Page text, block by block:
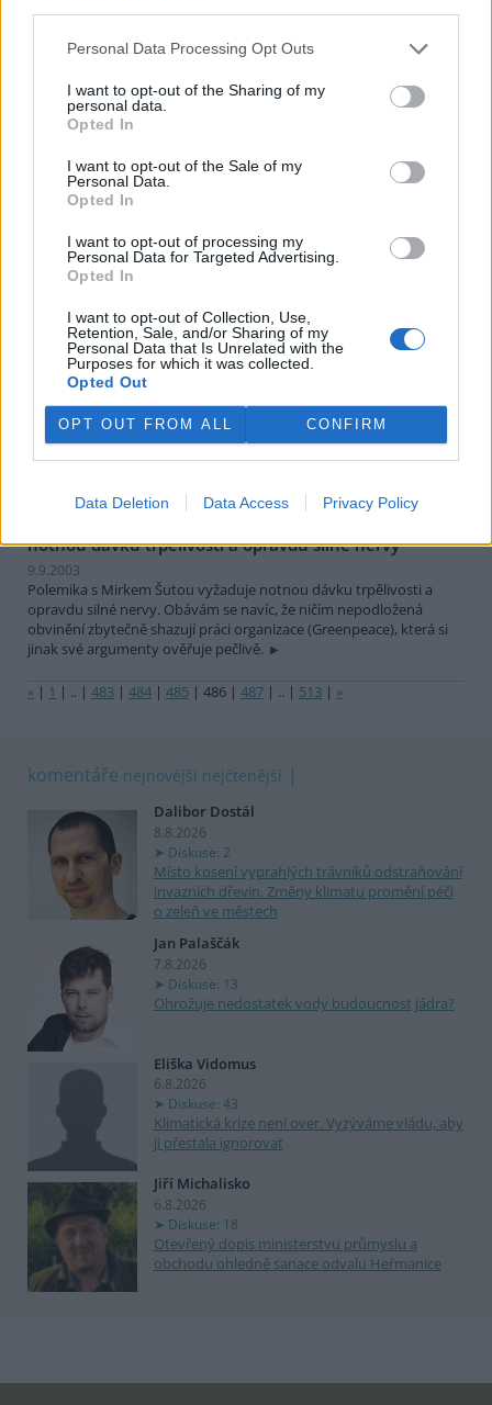
Personal Data Processing Opt Outs
I want to opt-out of the Sharing of my
personal data.
Opted In
I want to opt-out of the Sale of my
Personal Data.
Opted In
I want to opt-out of processing my
Personal Data for Targeted Advertising.
Opted In
I want to opt-out of Collection, Use,
Retention, Sale, and/or Sharing of my
Personal Data that Is Unrelated with the
Purposes for which it was collected.
Opted Out
OPT OUT FROM ALL CONFIRM
Data Deletion Data Access Privacy Policy
zdrojů biomasy
15.9.2003
Podle dostupných informací je křídlatka jedním z potenciálních
zdrojů biomasy, kromě například šťovíku a dalších rychle
rostoucích rostlin pro výrobu peletek.
Ing. Jiří Tyc: Ještě několik slov k diskusi ohledně
srovnávání jaderných a větrných elektráren
10.9.2003
se Vás nějak dotkl. To bych skutečně nerad.
A teď k té ekonomické stránce. Píšete, že je veřejným tajemstvím,
že náklady na Temelín "významně přesáhly" 100 miliard korun.
Omlouvám se, ale toto veřejné tajemství neznám. Znám oficiální
rozpočet 98,6 miliardy korun, který jsem zaokrouhlil na "stovku".
Jestli znáte pravdivou hodnotu, uveďte ji prosím. Ať máme Vámi
požadovaná "přesná data". Ovšem i kdyby to bylo 110 nebo 120
miliard, příliš to na ekonomickém srovnání JE a VE nemění.
notnou dávku trpělivosti a opravdu silné nervy
9.9.2003
Polemika s Mirkem Šutou vyžaduje notnou dávku trpělivosti a
opravdu silné nervy. Obávám se navíc, že ničím nepodložená
obvinění zbytečně shazují práci organizace (Greenpeace), která si
jinak své argumenty ověřuje pečlivě.
« | 1 | .. | 483 | 484 | 485 | 486 | 487 | .. | 513 | »
komentáře nejnovější nejčtenější
Dalibor Dostál
8.8.2026
Diskuse: 2
Místo kosení vyprahlých trávníků odstraňování
invazních dřevin. Změny klimatu promění péči
o zeleň ve městech
Jan Palaščák
7.8.2026
Diskuse: 13
Ohrožuje nedostatek vody budoucnost jádra?
Eliška Vidomus
6.8.2026
Diskuse: 43
Klimatická krize není over. Vyzýváme vládu, aby
ji přestala ignorovat
Jiří Michalisko
6.8.2026
Diskuse: 18
Otevřený dopis ministerstvu průmyslu a
obchodu ohledně sanace odvalu Heřmanice